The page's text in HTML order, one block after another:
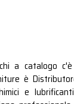
a catalogo
è
e